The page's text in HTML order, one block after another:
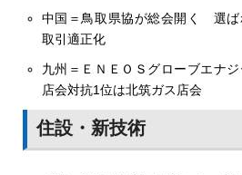
ブランドとして制定したことを発
からの社名変更、４月にＬＰガ
え、ＬＰガスを含めたエネルギー
新たなブランドの浸透を図る。そ
展望について、本郷厚常務執行役
ガス部長に聞いた。
ペットと宿泊可能な「Ｆа
杉山燃料センター（本社・札幌市
「Ｆａｍ（ファム）」と名付けた
と収支予算を承認。脱炭素化時代
長が会員同士の情報共有化の重要
中部社長も会員の結束を呼びかけ
講演会を行った。
中国＝鳥取県協が総会開く 選
取引適正化
九州＝ＥＮＥＯＳグローブエナ
店会対抗1位は北筑ガス店会
住設・新技術